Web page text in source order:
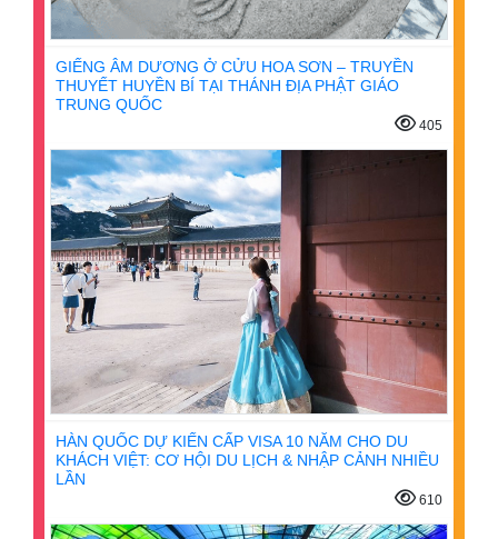
GIẾNG ÂM DƯƠNG Ở CỬU HOA SƠN – TRUYỀN
THUYẾT HUYỀN BÍ TẠI THÁNH ĐỊA PHẬT GIÁO
TRUNG QUỐC
405
HÀN QUỐC DỰ KIẾN CẤP VISA 10 NĂM CHO DU
KHÁCH VIỆT: CƠ HỘI DU LỊCH & NHẬP CẢNH NHIỀU
LẦN
610